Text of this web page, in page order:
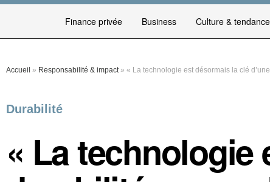
Finance privée Business Culture &
Accueil » Responsabilité & impact» « La technologie est désormais la clé
Durabilité
« La technologie